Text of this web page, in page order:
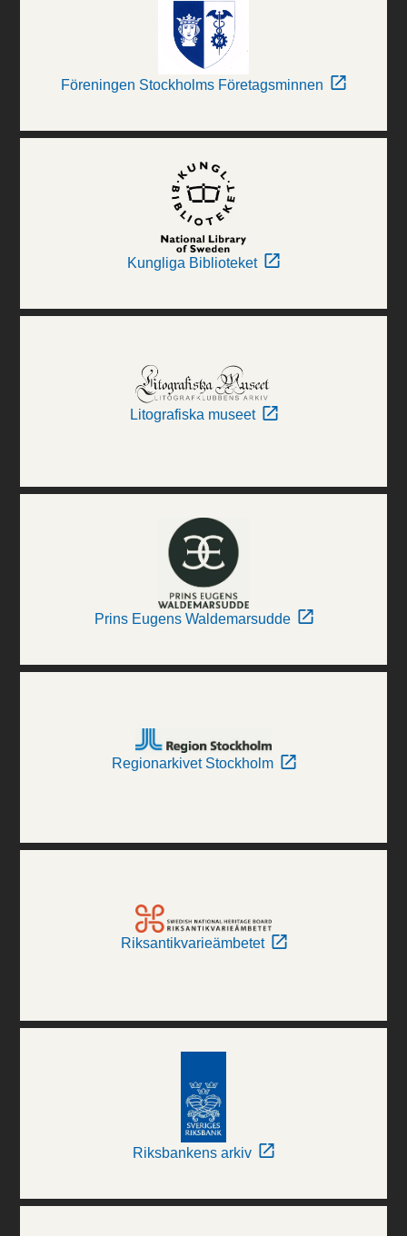
Föreningen Stockholms Företagsminnen
Kungliga Biblioteket
Litografiska museet
Prins Eugens Waldemarsudde
Regionarkivet Stockholm
Riksantikvarieämbetet
Riksbankens arkiv